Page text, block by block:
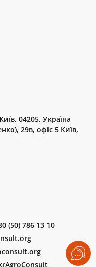
04205, Україна
29в, офіс 5 Київ,
(50) 786 13 10